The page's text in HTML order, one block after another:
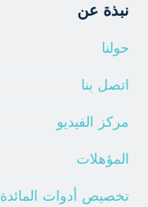
نبذة عن
حولنا
اتصل بنا
مركز الفيديو
المؤهلات
تخصيص أدوات المائدة